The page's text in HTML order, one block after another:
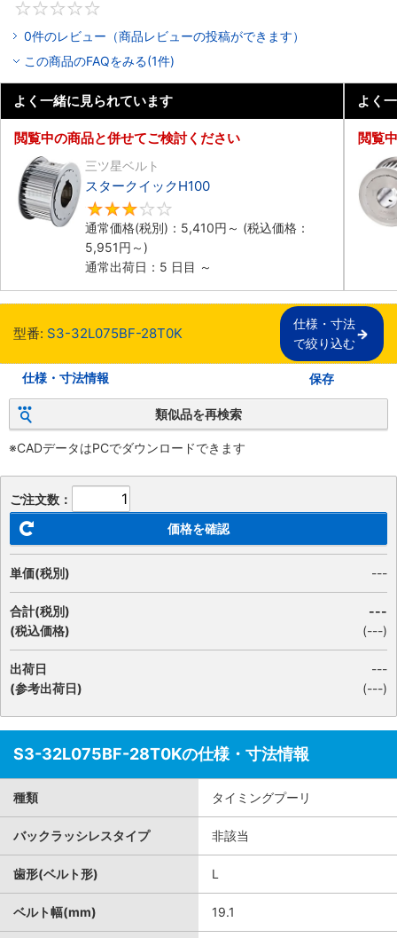
0件のレビュー（商品レビューの投稿ができます）
この商品のFAQをみる(1件)
よく一緒に見られています
閲覧中の商品と併せてご検討ください
三ツ星ベルト
スタークイックH100
通常価格(税別)： 5,410円 ～ (税込価格：
5,951円 ～)
通常出荷日：5 日目 ～
よく
閲覧
型番: S3-32L075BF-28T0K
仕様・寸法
で絞り込む
仕様・寸法情報 保存
類似品を再検索
※CADデータはPCでダウンロードできます
ご注文数：
価格を確認
単価(税別) ---
合計(税別)
(税込価格)
---
(---)
出荷日
(参考出荷日)
---
(---)
S3-32L075BF-28T0Kの仕様・寸法情報
種類 タイミングプーリ
バックラッシレスタイプ 非該当
歯形(ベルト形) L
ベルト幅(mm) 19.1